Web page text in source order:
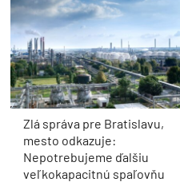
Zlá správa pre Bratislavu,
mesto odkazuje:
Nepotrebujeme ďalšiu
veľkokapacitnú spaľovňu